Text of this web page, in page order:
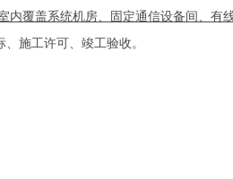
内覆盖系统机房、固定通信设备间、有
施工许可、竣工验收。